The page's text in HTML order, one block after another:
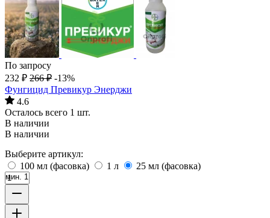
По запросу
232 ₽ 266 ₽ -13%
Фунгицид Превикур Энерджи
4.6
Осталось всего 1 шт.
В наличии
В наличии
Выберите артикул:
100 мл (фасовка)
1 л 25 мл (фасовка)
мин. 1